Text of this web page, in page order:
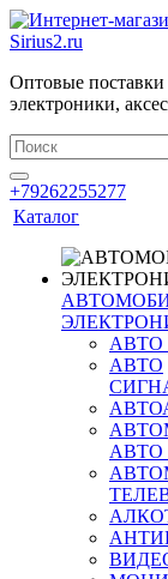
Оптовые поставки
электроники,
+79262255277
Каталог
АВТО
АВТО
АВТО